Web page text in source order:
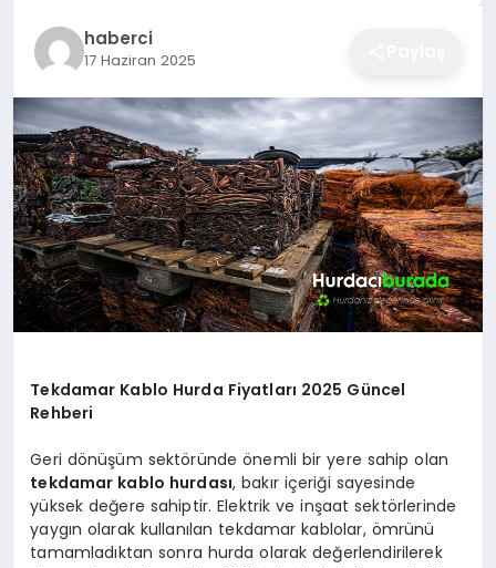
EĞITIM
EKONOMI
SAĞLIK
SPOR
DIĞER
haberci
17 Haziran 2025
Tekdamar Kablo Hurda Fiyatları 2025 Güncel
Rehberi
Geri dönüşüm sektöründe önemli bir yere sahip olan
tekdamar kablo hurdası, bakır içeriği sayesinde
yüksek değere sahiptir. Elektrik ve inşaat sektörlerinde
yaygın olarak kullanılan tekdamar kablolar, ömrünü
tamamladıktan sonra hurda olarak değerlendirilerek